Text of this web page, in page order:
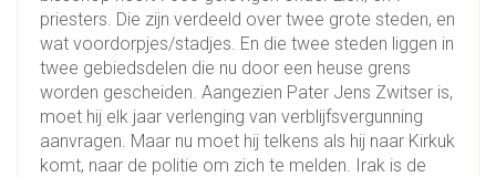
priesters. Die zijn verdeeld over twee grote steden, en
wat voordorpjes/stadjes. En die twee steden liggen in
twee gebiedsdelen die nu door een heuse grens
worden gescheiden. Aangezien Pater Jens Zwitser is,
moet hij elk jaar verlenging van verblijfsvergunning
aanvragen. Maar nu moet hij telkens als hij naar Kirkuk
komt, naar de politie om zich te melden. Irak is de